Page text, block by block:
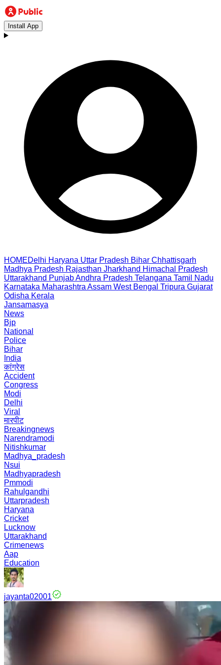
Install App
HOMEDelhi Haryana Uttar Pradesh Bihar Chhattisgarh
Madhya Pradesh Rajasthan Jharkhand Himachal Pradesh
Uttarakhand PunjabAndhra Pradesh Telangana Tamil Nadu
Karnataka Maharashtra Assam West Bengal Tripura Gujarat
Odisha Kerala
Jansamasya
News
Bjp
National
Police
Bihar
India
कांग्रेस
Accident
Congress
Modi
Delhi
Viral
मारपीट
Breakingnews
Narendramodi
Nitishkumar
Madhya_pradesh
Nsui
Madhyapradesh
Pmmodi
Rahulgandhi
Uttarpradesh
Haryana
Cricket
Lucknow
Uttarakhand
Crimenews
Aap
Education
jayanta02001